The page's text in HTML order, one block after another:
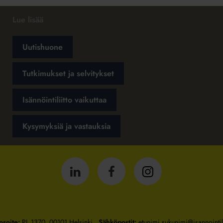
Uutishuone
Tutkimukset ja selvitykset
Isännöintiliitto vaikuttaa
Kysymyksiä ja vastauksia
Isännöintiliitto
LinkedInissä
Isännöintiliitto
Facebookissa
Isännöintiliitto
Instagrammissa